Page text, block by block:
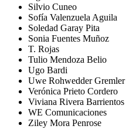
Silvio Cuneo
Sofía Valenzuela Aguila
Soledad Garay Pita
Sonia Fuentes Muñoz
T. Rojas
Tulio Mendoza Belio
Ugo Bardi
Uwe Rohwedder Gremler
Verónica Prieto Cordero
Viviana Rivera Barrientos
WE Comunicaciones
Ziley Mora Penrose